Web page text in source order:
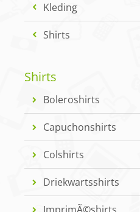
Kleding
Shirts
Shirts
Boleroshirts
Capuchonshirts
Colshirts
Driekwartsshirts